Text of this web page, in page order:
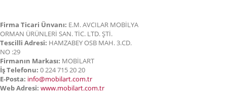
Firma Ticari Ünvanı: E.M. AVCILAR MOBİLYA
ORMAN ÜRÜNLERİ SAN. TİC. LTD. ŞTİ.
Tescilli Adresi: HAMZABEY OSB MAH. 3.CD.
NO :29
Firmanın Markası: MOBİLART
İş Telefonu: 0 224 715 20 20
E-Posta: info@mobilart.com.tr
Web Adresi: www.mobilart.com.tr